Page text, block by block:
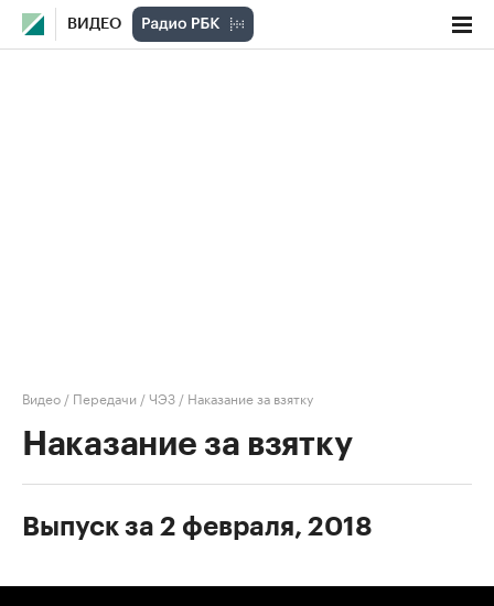
ВИДЕО
Видео / Передачи /ЧЭЗ / Наказание за взятку
Наказание за взятку
Выпуск за 2 февраля, 2018